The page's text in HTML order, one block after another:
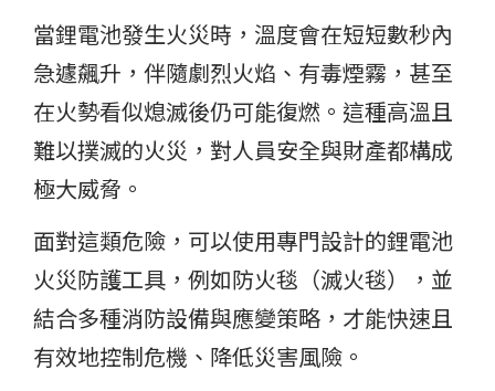
當鋰電池發生火災時，溫度會在短短數秒內
急遽飆升，伴隨劇烈火焰、有毒煙霧，甚至
在火勢看似熄滅後仍可能復燃。這種高溫且
難以撲滅的火災，對人員安全與財產都構成
極大威脅。
面對這類危險，可以使用專門設計的鋰電池
火災防護工具，例如防火毯（滅火毯），並
結合多種消防設備與應變策略，才能快速且
有效地控制危機、降低災害風險。